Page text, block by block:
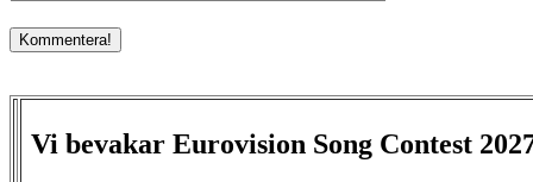
Vi bevakar Eurovision Song Contest